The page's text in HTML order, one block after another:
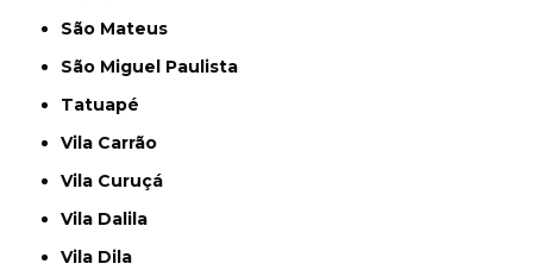
São Mateus
São Miguel Paulista
Tatuapé
Vila Carrão
Vila Curuçá
Vila Dalila
Vila Dila